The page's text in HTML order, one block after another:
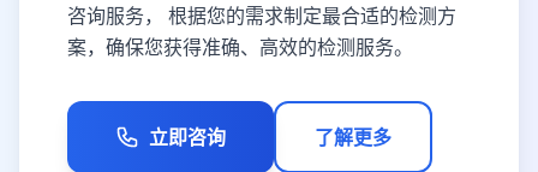
咨询服务， 根据您的需求制定最合适的检测方
案，确保您获得准确、高效的检测服务。
立即咨询 了解更多